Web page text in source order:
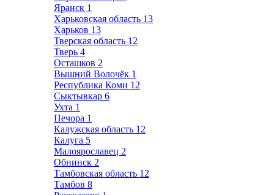
Яранск 1
Харьковская область 13
Харьков 13
Тверская область 12
Тверь 4
Осташков 2
Вышний Волочёк 1
Республика Коми 12
Сыктывкар 6
Ухта 1
Печора 1
Калужская область 12
Калуга 5
Малоярославец 2
Обнинск 2
Тамбовская область 12
Тамбов 8